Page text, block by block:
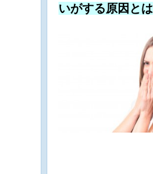
いがする原因とは